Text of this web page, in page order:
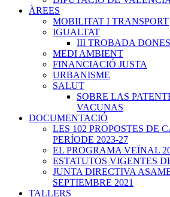
ÀREES
MOBILITAT I TRANSPORT
IGUALTAT
III TROBADA
MEDI AMBIENT
FINANCIACIÓ JUSTA
URBANISME
SALUT
SOBRE LAS
VACUNAS
DOCUMENTACIÓ
LES 102 PROPOSTES DE
PERÍODE 2023-27
EL PROGRAMA VEÏNAL
ESTATUTOS VIGENTES
JUNTA DIRECTIVA
SEPTIEMBRE 2021
TALLERS